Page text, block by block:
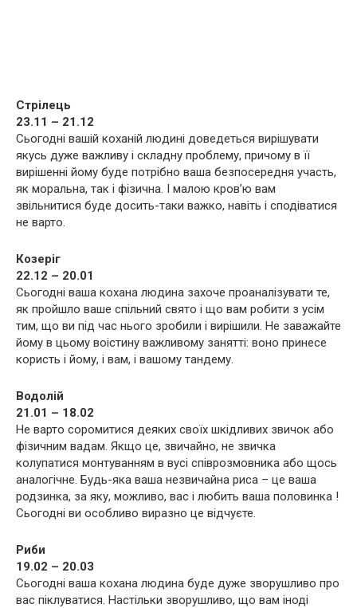
Стрілець
23.11 – 21.12
Сьогодні вашій коханій людині доведеться вирішувати
якусь дуже важливу і складну проблему, причому в її
вирішенні йому буде потрібно ваша безпосередня участь,
як моральна, так і фізична. І малою кров’ю вам
звільнитися буде досить-таки важко, навіть і сподіватися
не варто.
Козеріг
22.12 – 20.01
Сьогодні ваша кохана людина захоче проаналізувати те,
як пройшло ваше спільний свято і що вам робити з усім
тим, що ви під час нього зробили і вирішили. Не заважайте
йому в цьому воістину важливому занятті: воно принесе
користь і йому, і вам, і вашому тандему.
Водолій
21.01 – 18.02
Не варто соромитися деяких своїх шкідливих звичок або
фізичним вадам. Якщо це, звичайно, не звичка
колупатися монтуванням в вусі співрозмовника або щось
аналогічне. Будь-яка ваша незвичайна риса – це ваша
родзинка, за яку, можливо, вас і любить ваша половинка !
Сьогодні ви особливо виразно це відчуєте.
Риби
19.02 – 20.03
Сьогодні ваша кохана людина буде дуже зворушливо про
вас піклуватися. Настільки зворушливо, що вам іноді